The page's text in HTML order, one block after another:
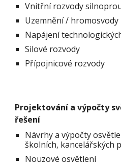
Vnitřní rozvody
Uzemnění / hromosvody
Napájení
Silové rozvody
Přípojnicové rozvody
Projektování a výpočty
řešení
Návrhy a výpočty
školních, kancelářských
Nouzové osvětlení